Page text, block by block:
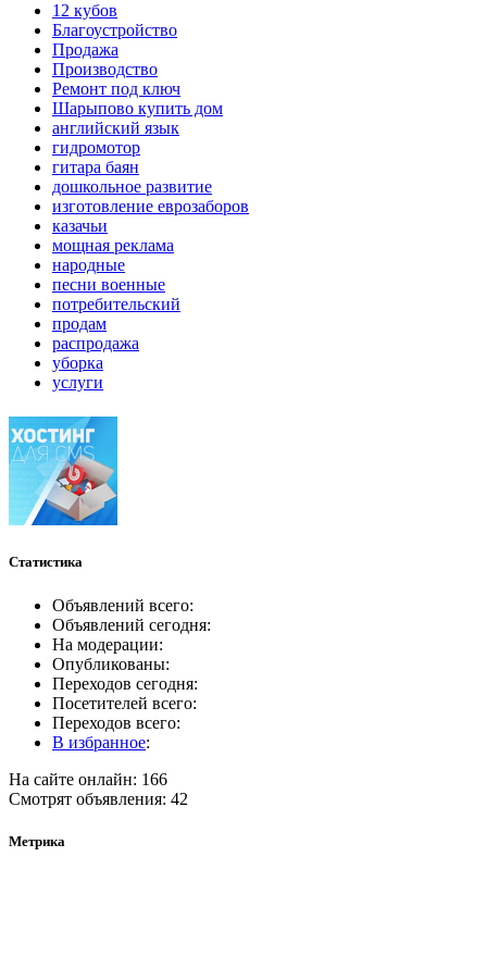
12 кубов
Благоустройство
Продажа
Производство
Ремонт под ключ
Шарыпово купить дом
английский язык
гидромотор
гитара баян
дошкольное развитие
изготовление еврозаборов
казачьи
мощная реклама
народные
песни военные
потребительский
продам
распродажа
уборка
услуги
Статистика
Объявлений всего:
Объявлений сегодня:
На модерации:
Опубликованы:
Переходов сегодня:
Посетителей всего:
Переходов всего:
В избранное:
На сайте онлайн: 166
Смотрят объявления: 42
Метрика